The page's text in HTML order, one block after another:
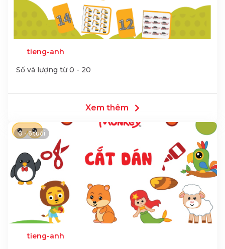
tieng-anh
Số và lượng từ 0 - 20
Xem thêm
0 - 6 tuổi
tieng-anh